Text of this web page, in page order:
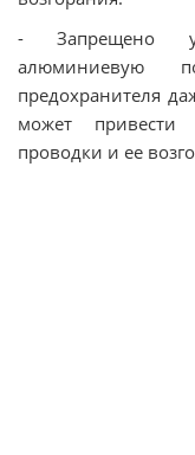
- Запрещено
алюминиевую
предохранителя
может привести
проводки и ее